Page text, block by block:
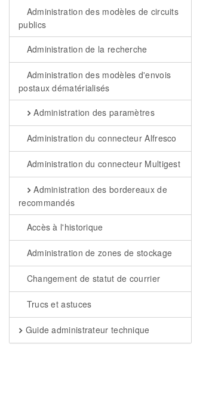
Administration des modèles de circuits
publics
Administration de la recherche
Administration des modèles d'envois
postaux dématérialisés
Administration des paramètres
Administration du connecteur Alfresco
Administration du connecteur Multigest
Administration des bordereaux de
recommandés
Accès à l'historique
Administration de zones de stockage
Changement de statut de courrier
Trucs et astuces
Guide administrateur technique